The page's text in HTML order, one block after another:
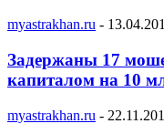
myastrakhan.ru -
Задержаны 17
капиталом на 10
myastrakhan.ru -